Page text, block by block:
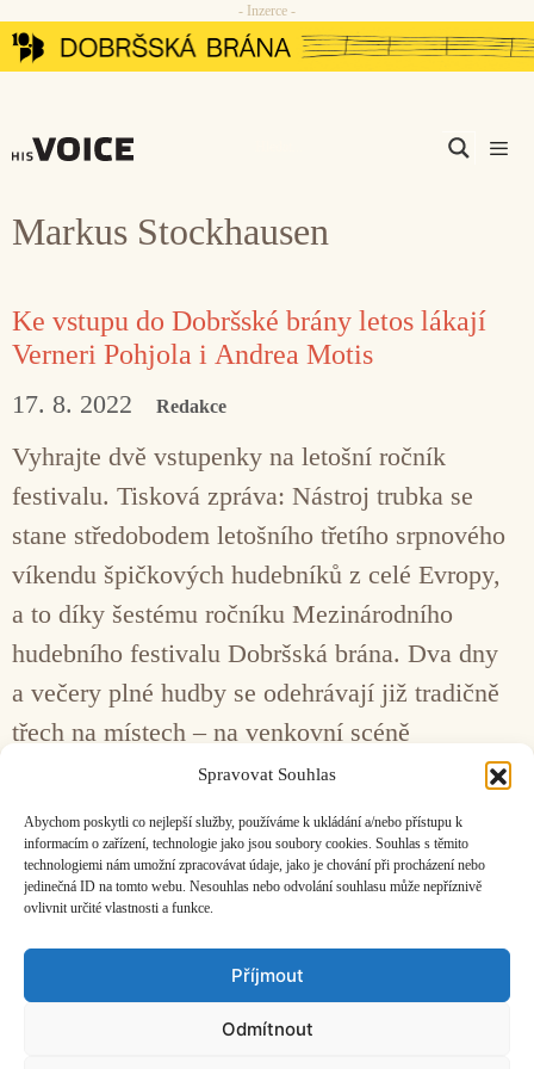
Spravovat Souhlas
Abychom poskytli co nejlepší služby, používáme k ukládání a/nebo přístupu k
informacím o zařízení, technologie jako jsou soubory cookies. Souhlas s těmito
technologiemi nám umožní zpracovávat údaje, jako je chování při procházení nebo
jedinečná ID na tomto webu. Nesouhlas nebo odvolání souhlasu může nepříznivě
ovlivnit určité vlastnosti a funkce.
Příjmout
Odmítnout
Přeskočit
na
- Inzerce -
Markus Stockhausen
Ke vstupu do Dobršské brány letos lákají
Verneri Pohjola i Andrea Motis
17. 8. 2022 Redakce
Vyhrajte dvě vstupenky na letošní ročník
festivalu. Tisková zpráva: Nástroj trubka se
stane středobodem letošního třetího srpnového
víkendu špičkových hudebníků z celé Evropy,
a to díky šestému ročníku Mezinárodního
hudebního festivalu Dobršská brána. Dva dny
a večery plné hudby se odehrávají již tradičně
třech na místech – na venkovní scéně
u barokního zámku, v gotickém kostela, nebo
pod korunou stromů na stinném trávníku u věže
románské zvonice …Číst více…